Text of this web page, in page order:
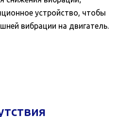
устройство, чтобы
вибрации на двигатель.